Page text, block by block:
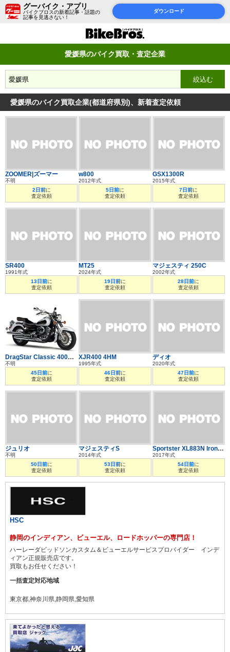
グーバイク・アプリ
バイクブロスの新着記事・話題の
記事を見逃さない！
ダウンロード
愛媛県のバイク買取・査定企業
愛媛県のバイク買取企業(都道府県別)、新着査定依頼
ZOOMER|ズーマー
不明
2日前に
査定依頼
w800
2012年式
5日前に
査定依頼
GSX1300R
2015年式
7日前に
査定依頼
SR400
1991年式
13日前に
査定依頼
MT25
2024年式
19日前に
査定依頼
マジェスティ 250C
2002年式
28日前に
査定依頼
DragStar Classic 400（XVS400C)｜ドラッグスタークラシック400（DSC4）
不明
45日前に
査定依頼
XJR400 4HM
1995年式
46日前に
査定依頼
ディオ
2020年式
47日前に
査定依頼
ジュリオ
不明
50日前に
査定依頼
マジェスティS
2014年式
53日前に
査定依頼
Sportster XL883N Iron883|スポーツスター XL883N アイアン883
2017年式
54日前に
査定依頼
HSC
静岡のインディアン、ビューエル、ロードホッパーの専門店！
ハーレーダビッドソンカスタム＆ビューエルサービスプロバイダー インデ
ィアン正規販売店です。
買取もお任せください！
一括査定対応地域
東京都,神奈川県,静岡県,愛知県